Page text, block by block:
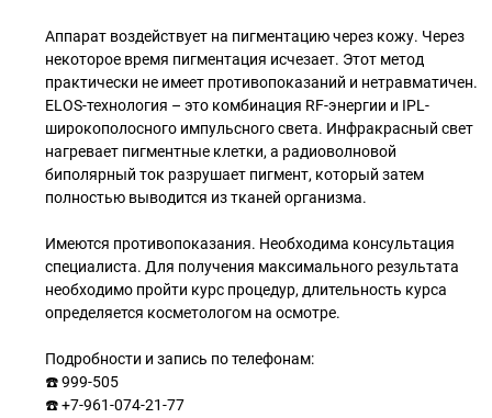
Аппарат воздействует на пигментацию через кожу. Через
некоторое время пигментация исчезает. Этот метод
практически не имеет противопоказаний и нетравматичен.
ELOS-технология – это комбинация RF-энергии и IPL-
широкополосного импульсного света. Инфракрасный свет
нагревает пигментные клетки, а радиоволновой
биполярный ток разрушает пигмент, который затем
полностью выводится из тканей организма.
Имеются противопоказания. Необходима консультация
специалиста. Для получения максимального результата
необходимо пройти курс процедур, длительность курса
определяется косметологом на осмотре.
Подробности и запись по телефонам:
☎️ 999-505
☎️ +7-961-074-21-77